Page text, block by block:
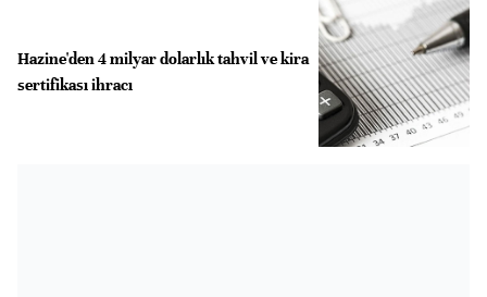
Hazine'den 4 milyar dolarlık tahvil ve kira
sertifikası ihracı